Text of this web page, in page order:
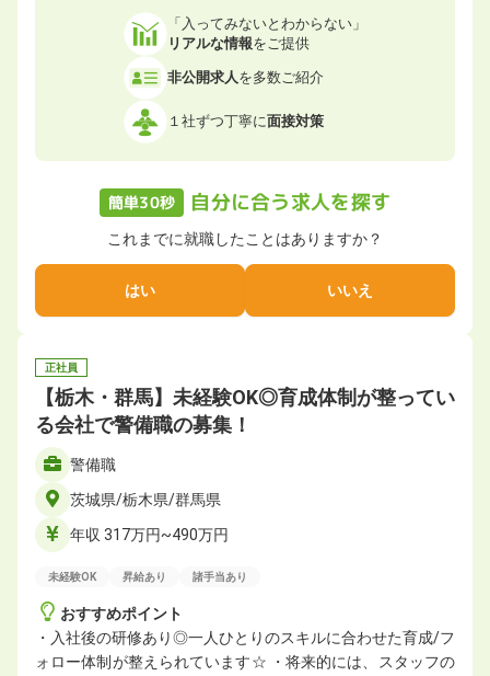
「入ってみないとわからない」
リアルな情報をご提供
非公開求人を多数ご紹介
１社ずつ丁寧に面接対策
簡単30秒 自分に合う求人を探す
これまでに就職したことはありますか？
はい いいえ
正社員
【栃木・群馬】未経験OK◎育成体制が整ってい
る会社で警備職の募集！
警備職
茨城県/栃木県/群馬県
年収 317万円~490万円
未経験OK 昇給あり 諸手当あり
おすすめポイント
・入社後の研修あり◎一人ひとりのスキルに合わせた育成/フ
ォロー体制が整えられています☆ ・将来的には、スタッフの